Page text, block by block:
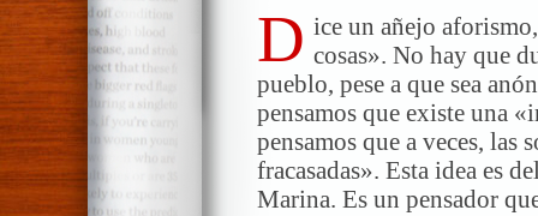
D ice un añejo
cosas». No hay que
pueblo, pese a que sea
pensamos que existe una
pensamos que a veces, las
fracasadas». Esta idea es
Marina. Es un pensador